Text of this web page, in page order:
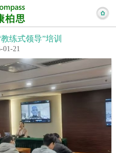
练式领导”培训
01-21